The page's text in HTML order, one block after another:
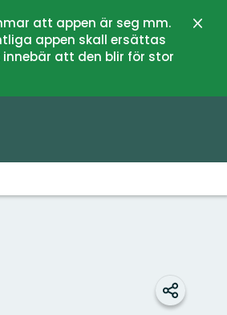
att appen är seg mm.
appen skall ersättas
att den blir för stor
Dela